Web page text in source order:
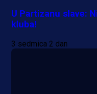
Premijer liga BiH
Grbavica
U Partizanu slave:
kluba!
3 sedmica 2 dan